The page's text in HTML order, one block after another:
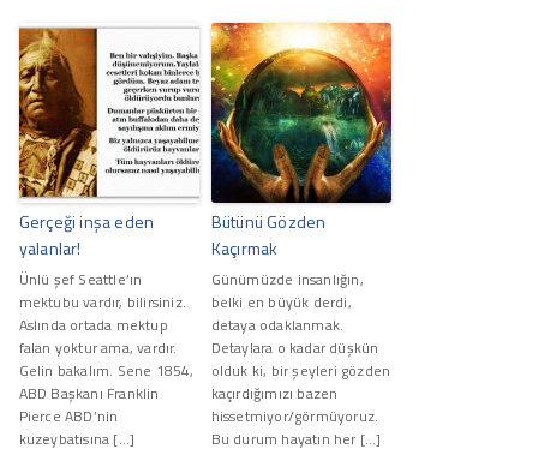
Gerçeği inşa eden
yalanlar!
Ünlü şef Seattle’ın
mektubu vardır, bilirsiniz.
Aslında ortada mektup
falan yoktur ama, vardır.
Gelin bakalım. Sene 1854,
ABD Başkanı Franklin
Pierce ABD’nin
kuzeybatısına […]
Bütünü Gözden
Kaçırmak
Günümüzde insanlığın,
belki en büyük derdi,
detaya odaklanmak.
Detaylara o kadar düşkün
olduk ki, bir şeyleri gözden
kaçırdığımızı bazen
hissetmiyor/görmüyoruz.
Bu durum hayatın her […]